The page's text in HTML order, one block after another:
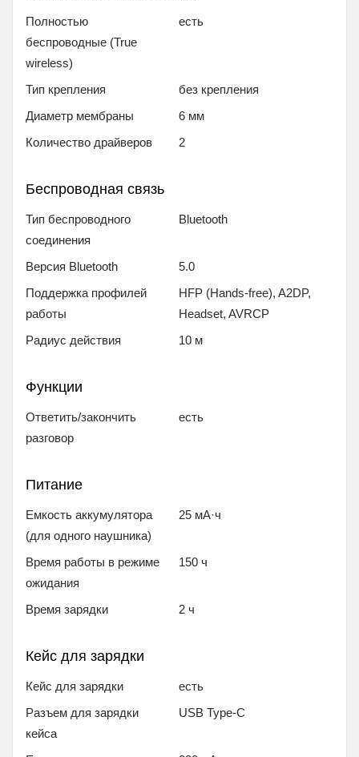
Полностью
беспроводные (True
wireless)
есть
Тип крепления
без крепления
Диаметр мембраны
6 мм
Количество драйверов
2
Беспроводная связь
Тип беспроводного
соединения
Bluetooth
Версия Bluetooth
5.0
Поддержка профилей
работы
HFP (Hands-free), A2DP,
Headset, AVRCP
Радиус действия
10 м
Функции
Ответить/закончить
разговор
есть
Питание
Емкость аккумулятора
(для одного наушника)
25 мА·ч
Время работы в режиме
ожидания
150 ч
Время зарядки 2 ч
Кейс для зарядки
Кейс для зарядки
есть
Разъем для зарядки
кейса
USB Type-C